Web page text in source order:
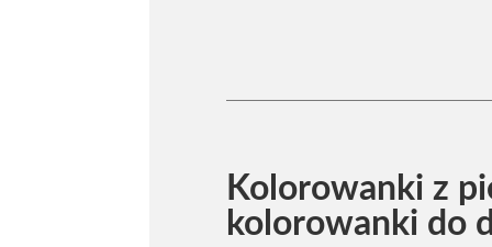
Kolorowanki z
kolorowanki do